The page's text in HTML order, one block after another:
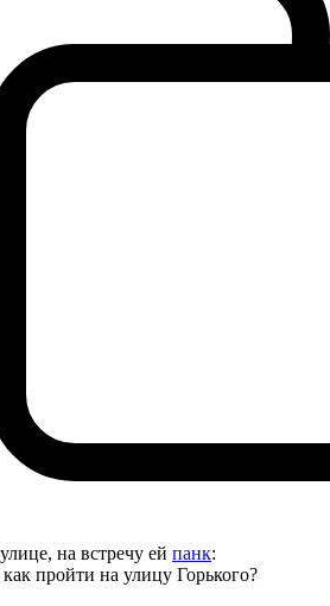
на встречу ей панк:
пройти на улицу Горького?